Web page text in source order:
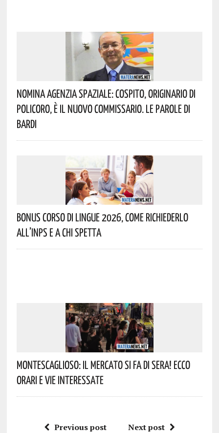
Nomina Agenzia Spaziale: Cospito, Originario Di
Policoro, È Il Nuovo Commissario. Le Parole Di
Bardi
Bonus Corso Di Lingue 2026, Come Richiederlo
All’INPS E A Chi Spetta
Montescaglioso: Il Mercato Si Fa Di Sera! Ecco
Orari E Vie Interessate
Previous post Next post